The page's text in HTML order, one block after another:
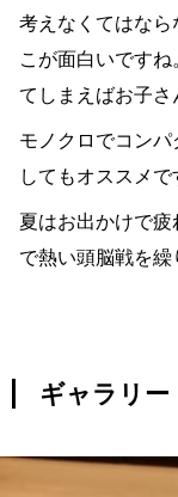
考えなくてはな
こが面白いです
てしまえばお子さ
モノクロでコン
してもオススメで
夏はお出かけで
で熱い頭脳戦を
ギャラリー